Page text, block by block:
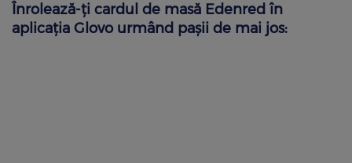
Înrolează-ți cardul de masă Edenred în
aplicația Glovo urmând pașii de mai jos: